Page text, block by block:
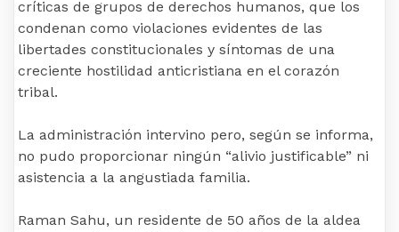
críticas de grupos de derechos humanos, que los
condenan como violaciones evidentes de las
libertades constitucionales y síntomas de una
creciente hostilidad anticristiana en el corazón
tribal.
La administración intervino pero, según se informa,
no pudo proporcionar ningún “alivio justificable” ni
asistencia a la angustiada familia.
Raman Sahu, un residente de 50 años de la aldea